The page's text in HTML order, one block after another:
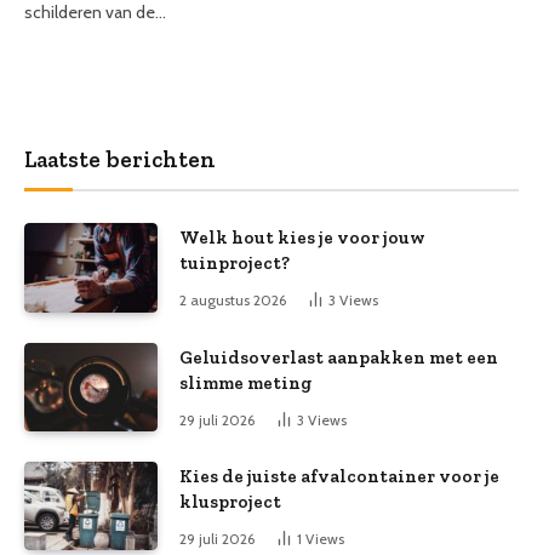
schilderen van de…
Laatste berichten
Welk hout kies je voor jouw
tuinproject?
2 augustus 2026 3 Views
Geluidsoverlast aanpakken met een
slimme meting
29 juli 2026 3 Views
Kies de juiste afvalcontainer voor je
klusproject
29 juli 2026 1 Views